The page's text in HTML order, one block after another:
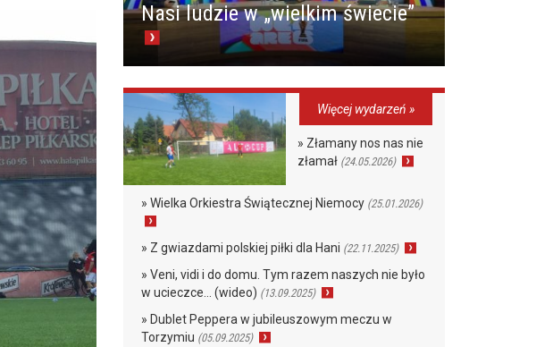
Nasi ludzie w „wielkim świecie”
Więcej wydarzeń »
» Złamany nos nas nie
złamał (24.05.2026)
» Wielka Orkiestra Świątecznej Niemocy (25.01.2026)
» Z gwiazdami polskiej piłki dla Hani (22.11.2025)
» Veni, vidi i do domu. Tym razem naszych nie było
w ucieczce… (wideo) (13.09.2025)
» Dublet Peppera w jubileuszowym meczu w
Torzymiu (05.09.2025)